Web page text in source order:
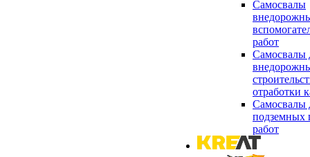
Самосвалы
работ
Самосвалы
отработки
Самосвалы
подземных
работ